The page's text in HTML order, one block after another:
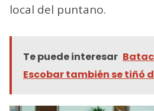
local del puntano.
Te puede interesar
Escobar también se tiñó